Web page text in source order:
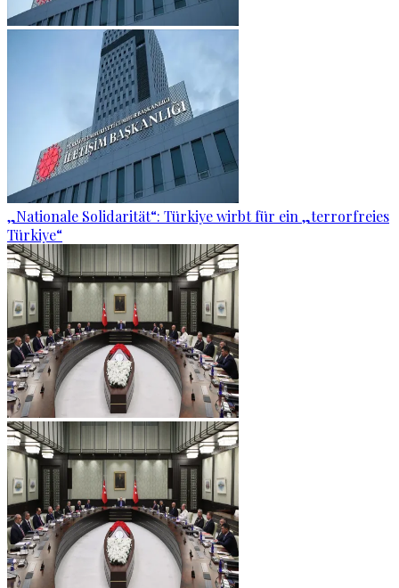
„Nationale Solidarität“: Türkiye wirbt für ein „terrorfreies
Türkiye“